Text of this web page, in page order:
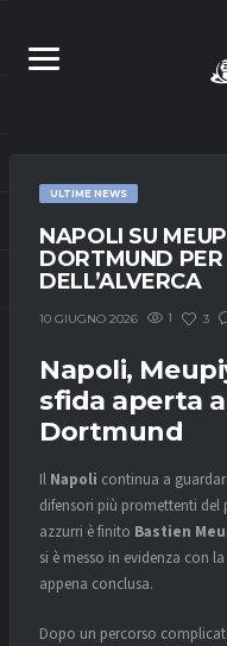
ULTIME NEWS
NAPOLI SU
DORTMUND
DELL’ALVERCA
10 GIUGNO 2026 1 3
Napoli,
sfida aperta
Dortmund
Il Napoli continua a
difensori più promettenti del
azzurri è finito Bastien
si è messo in evidenza con
appena conclusa.
Dopo un percorso